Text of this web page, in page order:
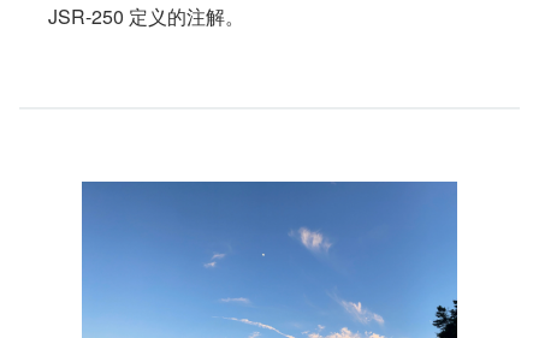
JSR-250 定义的注解。